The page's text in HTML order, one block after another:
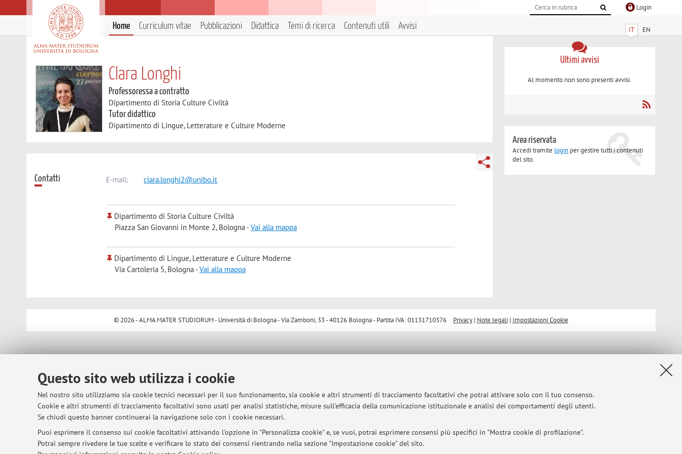
Questo sito web utilizza i cookie
Nel nostro sito utilizziamo sia cookie tecnici necessari per il suo funzionamento, sia cookie e altri strumenti di tracciamento facoltativi che potrai attivare solo con il tuo consenso.
Cookie e altri strumenti di tracciamento facoltativi sono usati per analisi statistiche, misure sull'efficacia della comunicazione istituzionale e analisi dei comportamenti degli utenti.
Se chiudi questo banner continuerai la navigazione solo con i cookie necessari.
Puoi esprimere il consenso sui cookie facoltativi attivando l'opzione in "Personalizza cookie" e, se vuoi, potrai esprimere consensi più specifici in "Mostra cookie di profilazione".
Potrai sempre rivedere le tue scelte e verificare lo stato dei consensi rientrando nella sezione "Impostazione cookie" del sito.
Login
IT EN
Home Curriculum vitae Pubblicazioni Didattica Temi di ricerca Contenuti utili Avvisi
Clara Longhi
Professoressa a contratto
Dipartimento di Storia Culture Civiltà
Tutor didattico
Dipartimento di Lingue, Letterature e Culture Moderne
Contatti E-mail: clara.longhi2@unibo.it
Dipartimento di Storia Culture Civiltà
Piazza San Giovanni in Monte 2, Bologna -Vai alla mappa
Dipartimento di Lingue, Letterature e Culture Moderne
Via Cartoleria 5, Bologna -Vai alla mappa
Ultimi avvisi
Al momento non sono presenti avvisi.
Area riservata
Accedi tramite login per gestire tutti i contenuti
del sito.
© 2026 - ALMA MATER STUDIORUM - Università di Bologna - Via Zamboni, 33 - 40126 Bologna - Partita IVA: 01131710376 Privacy| Note legali| Impostazioni Cookie